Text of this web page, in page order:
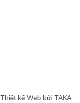
Thiết kế Web bởi TAKA